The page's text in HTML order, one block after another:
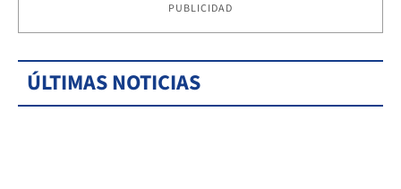
PUBLICIDAD
ÚLTIMAS NOTICIAS